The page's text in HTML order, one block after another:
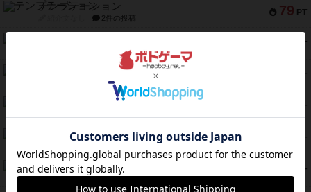
79 PT
テンプテーション
2件の投稿
PT
2件の投稿
PT
8件の投稿
PT
リスボン・トラム 28
PT
アマナイト
PT
ブラヴェスト
紹介文なし 1件の投稿